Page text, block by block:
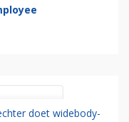
doet widebody-